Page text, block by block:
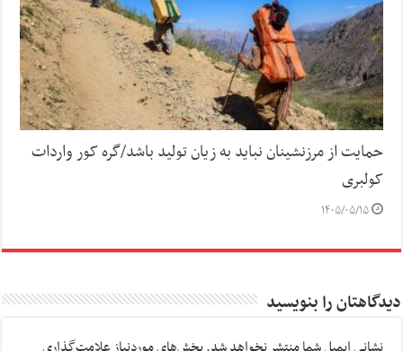
حمایت از مرزنشینان نباید به زیان تولید باشد/گره کور واردات
کولبری
۱۴۰۵/۰۵/۱۵
دیدگاهتان را بنویسید